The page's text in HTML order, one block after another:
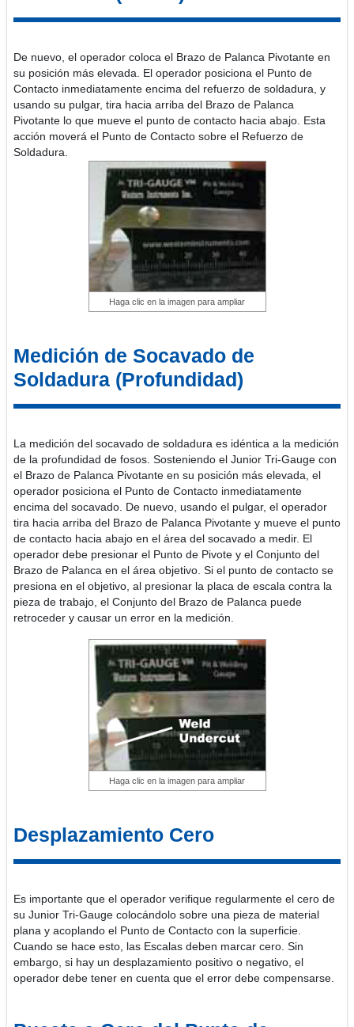
De nuevo, el operador coloca el Brazo de Palanca Pivotante en
su posición más elevada. El operador posiciona el Punto de
Contacto inmediatamente encima del refuerzo de soldadura, y
usando su pulgar, tira hacia arriba del Brazo de Palanca
Pivotante lo que mueve el punto de contacto hacia abajo. Esta
acción moverá el Punto de Contacto sobre el Refuerzo de
Soldadura.
Haga clic en la imagen para ampliar
Medición de Socavado de
Soldadura (Profundidad)
La medición del socavado de soldadura es idéntica a la medición
de la profundidad de fosos. Sosteniendo el Junior Tri-Gauge con
el Brazo de Palanca Pivotante en su posición más elevada, el
operador posiciona el Punto de Contacto inmediatamente
encima del socavado. De nuevo, usando el pulgar, el operador
tira hacia arriba del Brazo de Palanca Pivotante y mueve el punto
de contacto hacia abajo en el área del socavado a medir. El
operador debe presionar el Punto de Pivote y el Conjunto del
Brazo de Palanca en el área objetivo. Si el punto de contacto se
presiona en el objetivo, al presionar la placa de escala contra la
pieza de trabajo, el Conjunto del Brazo de Palanca puede
retroceder y causar un error en la medición.
Haga clic en la imagen para ampliar
Desplazamiento Cero
Es importante que el operador verifique regularmente el cero de
su Junior Tri-Gauge colocándolo sobre una pieza de material
plana y acoplando el Punto de Contacto con la superficie.
Cuando se hace esto, las Escalas deben marcar cero. Sin
embargo, si hay un desplazamiento positivo o negativo, el
operador debe tener en cuenta que el error debe compensarse.